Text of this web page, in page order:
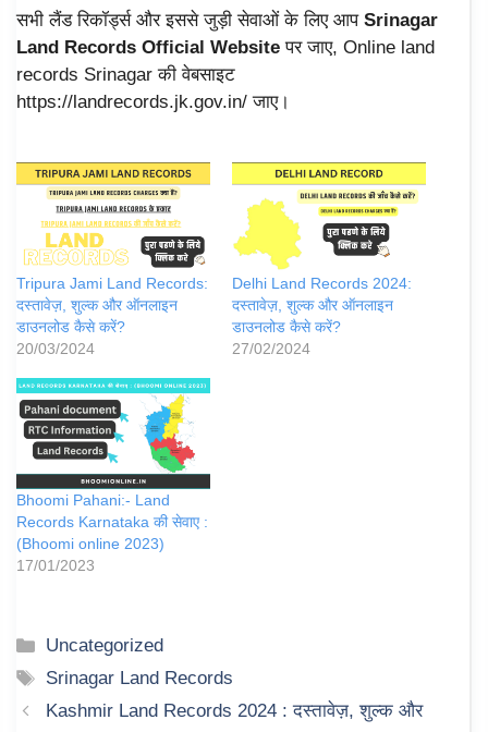
सभी लैंड रिकॉर्ड्स और इससे जुड़ी सेवाओं के लिए आप Srinagar
Land Records Official Websiteपर जाए, Online land
records Srinagar की वेबसाइट
https://landrecords.jk.gov.in/ जाए।
Tripura Jami Land Records:
दस्तावेज़, शुल्क और ऑनलाइन
डाउनलोड कैसे करें?
20/03/2024
Delhi Land Records 2024:
दस्तावेज़, शुल्क और ऑनलाइन
डाउनलोड कैसे करें?
27/02/2024
Bhoomi Pahani:- Land
Records Karnataka की सेवाए :
(Bhoomi online 2023)
17/01/2023
Categories
Uncategorized
Tags
Srinagar Land Records
Kashmir Land Records 2024 : दस्तावेज़, शुल्क और